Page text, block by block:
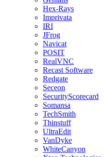
Hex-Rays
Imprivata
IRI
JFrog
Navicat
POSIT
RealVNC
Recast Software
Redgate
Seceon
SecurityScorecard
Somansa
TechSmith
Thinstuff
UltraEdit
VanDyke
WhiteCanyon